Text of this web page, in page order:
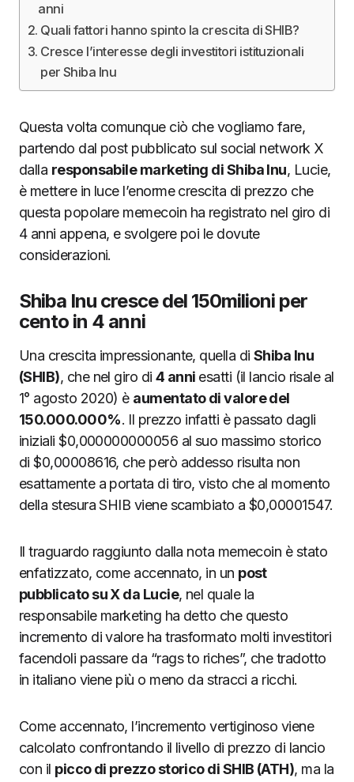
anni
Quali fattori hanno spinto la crescita di SHIB?
Cresce l’interesse degli investitori istituzionali
per Shiba Inu
Questa volta comunque ciò che vogliamo fare,
partendo dal post pubblicato sul social network X
dalla responsabile marketing di Shiba Inu, Lucie,
è mettere in luce l’enorme crescita di prezzo che
questa popolare memecoin ha registrato nel giro di
4 anni appena, e svolgere poi le dovute
considerazioni.
Shiba Inu cresce del 150milioni per
cento in 4 anni
Una crescita impressionante, quella di Shiba Inu
(SHIB), che nel giro di4 anni esatti (il lancio risale al
1° agosto 2020) è aumentato di valore del
150.000.000%. Il prezzo infatti è passato dagli
iniziali $0,000000000056 al suo massimo storico
di $0,00008616, che però addesso risulta non
esattamente a portata di tiro, visto che al momento
della stesura SHIB viene scambiato a $0,00001547.
Il traguardo raggiunto dalla nota memecoin è stato
enfatizzato, come accennato, in un post
pubblicato su X da Lucie, nel quale la
responsabile marketing ha detto che questo
incremento di valore ha trasformato molti investitori
facendoli passare da “rags to riches”, che tradotto
in italiano viene più o meno da stracci a ricchi.
Come accennato, l’incremento vertiginoso viene
calcolato confrontando il livello di prezzo di lancio
con il picco di prezzo storico di SHIB (ATH), ma la